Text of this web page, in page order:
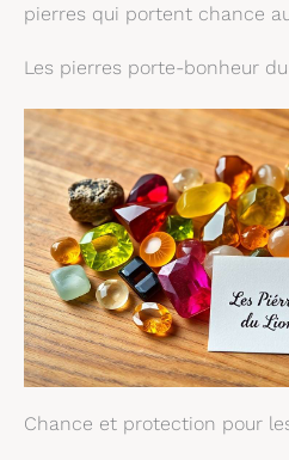
pierres qui portent chance
Les pierres porte-bonheur
Chance et protection pour